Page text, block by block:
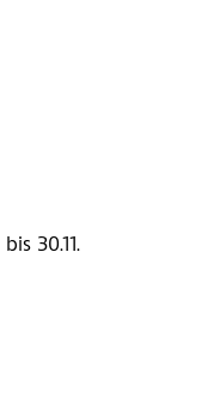
bis 30.11.